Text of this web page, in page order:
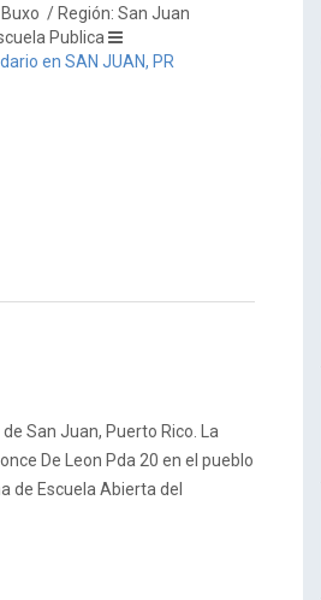
/ Región: San Juan
Publica
en SAN JUAN, PR
San Juan, Puerto Rico. La
De Leon Pda 20 en el pueblo
de Escuela Abierta del